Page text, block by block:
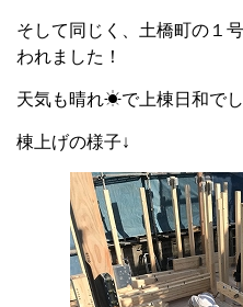
そして同じく、土橋町の１
われました！
天気も晴れ☀で上棟日和でし
棟上げの様子↓